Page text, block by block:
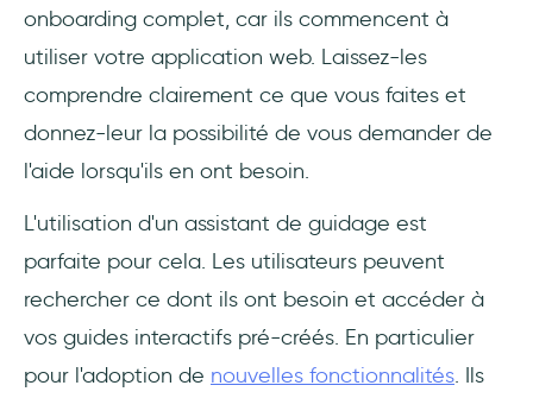
onboarding complet, car ils commencent à
utiliser votre application web. Laissez-les
comprendre clairement ce que vous faites et
donnez-leur la possibilité de vous demander de
l'aide lorsqu'ils en ont besoin.
L'utilisation d'un assistant de guidage est
parfaite pour cela. Les utilisateurs peuvent
rechercher ce dont ils ont besoin et accéder à
vos guides interactifs pré-créés. En particulier
pour l'adoption de nouvelles fonctionnalités. Ils